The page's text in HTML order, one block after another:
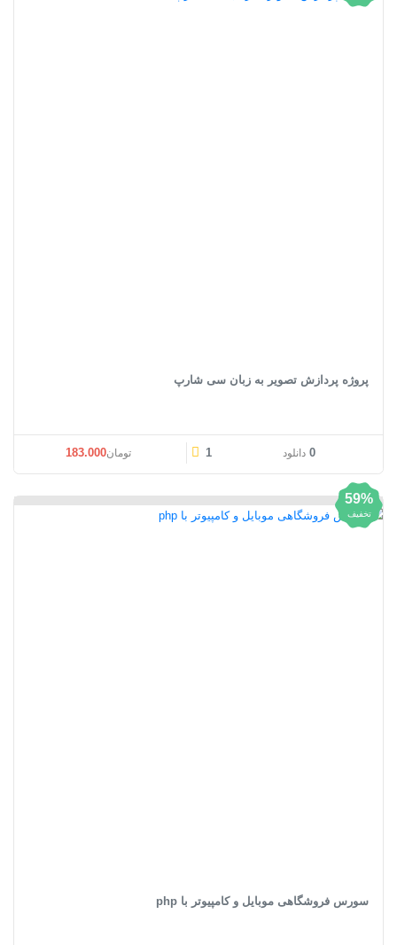
پروژه پردازش تصویر به زبان سی شارپ
0 دانلود 1 قیمت اصلی: تومان183.000 بود.
تومان183.000
59%
تخفیف
سورس فروشگاهی موبایل و کامپیوتر با php